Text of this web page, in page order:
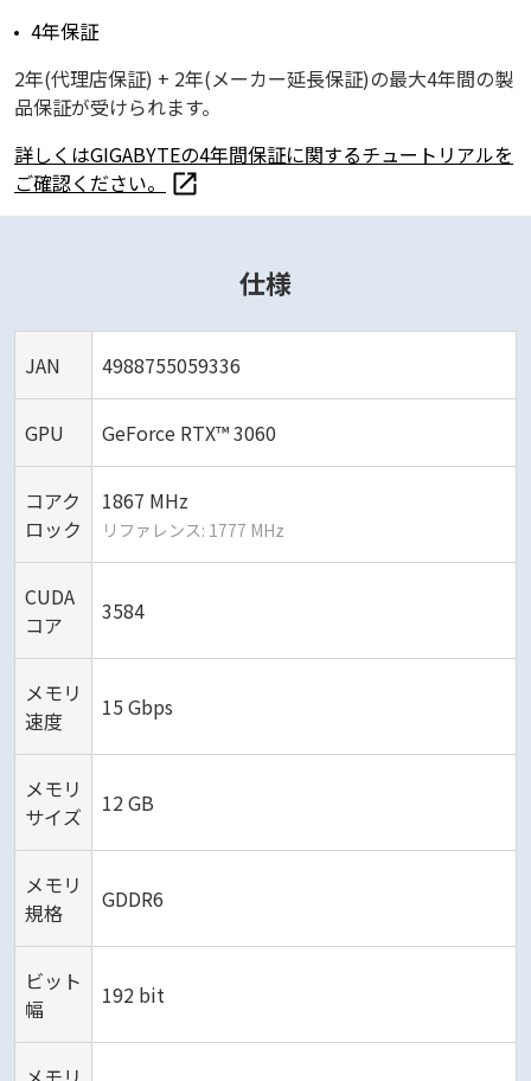
4年保証
2年(代理店保証) + 2年(メーカー延長保証)の最大4年間の製
品保証が受けられます。
詳しくはGIGABYTEの4年間保証に関するチュートリアルを
ご確認ください。
仕様
JAN 4988755059336
GPU GeForce RTX™ 3060
コアク
ロック
1‎867 MHz
リファレンス: 1777 MHz
CUDA
コア
3584
メモリ
速度
15 Gbps
メモリ
サイズ
12 GB
メモリ
規格
GDDR6
ビット
幅
192 bit